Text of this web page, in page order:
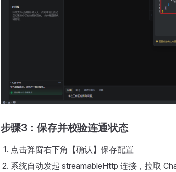
步骤3：保存并校验连通状态
点击弹窗右下角【确认】保存配置
系统自动发起 streamableHttp 连接，拉取